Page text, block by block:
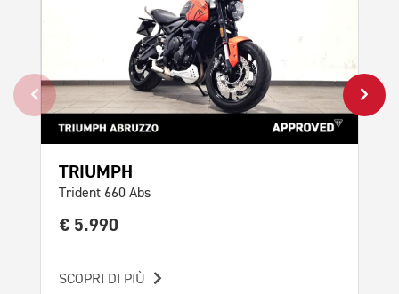
TRIUMPH
Trident 660 Abs
€ 5.990
SCOPRI DI PIÙ